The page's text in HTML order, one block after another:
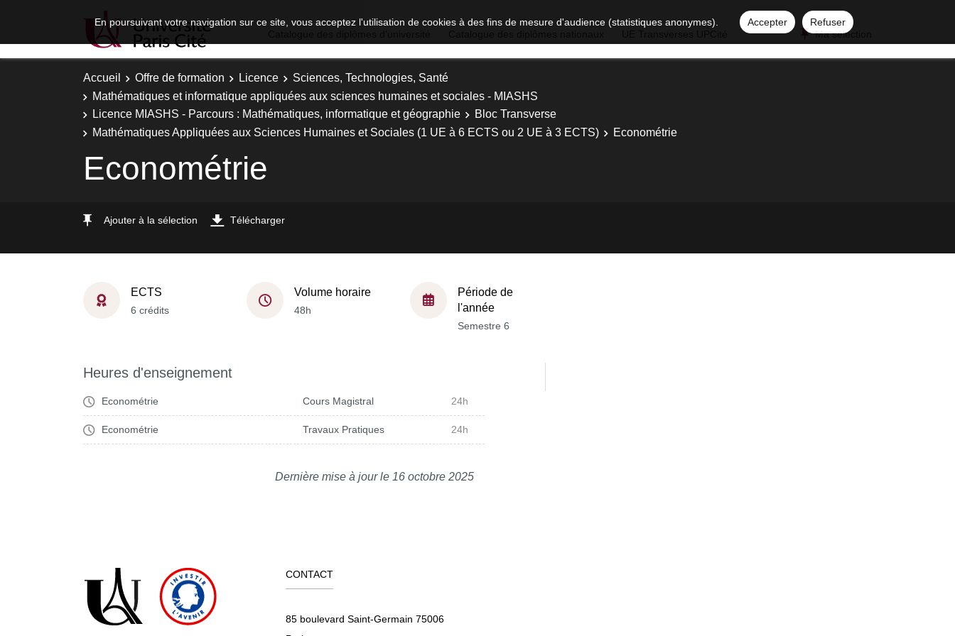
En poursuivant votre navigation sur ce site, vous acceptez l'utilisation de cookies à des fins de mesure d'audience (statistiques anonymes). Accepter
Refuser
Ma sélection
Accueil Offre de formation Licence
Sciences, Technologies, Santé
Mathématiques et informatique appliquées aux sciences humaines et sociales - MIASHS
Licence MIASHS - Parcours : Mathématiques, informatique et géographie
Bloc Transverse
Mathématiques Appliquées aux Sciences Humaines et Sociales (1 UE à 6 ECTS ou 2 UE à 3 ECTS)
Econométrie
Econométrie
Ajouter à la sélection Télécharger
ECTS
6 crédits
Volume horaire
48h
Période de
l'année
Semestre 6
Heures d'enseignement
Econométrie Cours Magistral 24h
Econométrie Travaux Pratiques 24h
Dernière mise à jour le 16 octobre 2025
CONTACT
85 boulevard Saint-Germain 75006